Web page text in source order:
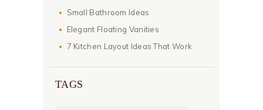
Small Bathroom Ideas
Elegant Floating Vanities
7 Kitchen Layout Ideas That Work
TAGS